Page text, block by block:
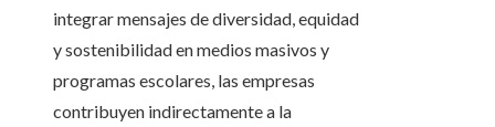
integrar mensajes de diversidad, equidad
y sostenibilidad en medios masivos y
programas escolares, las empresas
contribuyen indirectamente a la